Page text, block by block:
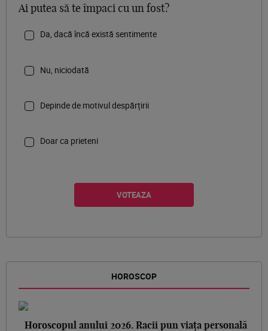
Ai putea să te împaci cu un fost?
Da, dacă încă există sentimente
Nu, niciodată
Depinde de motivul despărțirii
Doar ca prieteni
HOROSCOP
Horoscopul anului 2026. Racii pun viața personală